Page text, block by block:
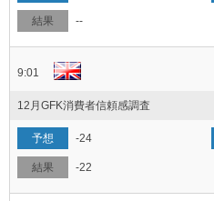
--
9:01
12月GFK消費者信頼感調査
-24
-22